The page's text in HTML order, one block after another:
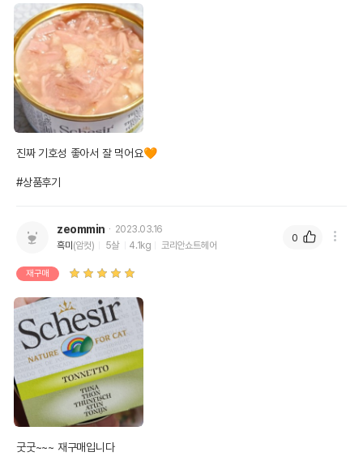
진짜 기호성 좋아서 잘 먹어요🧡
#상품후기
zeommin
2023.03.16
흑미 (암컷) 5살 4.1kg 코리안쇼트헤어
재구매
굿굿~~~ 재구매입니다
0